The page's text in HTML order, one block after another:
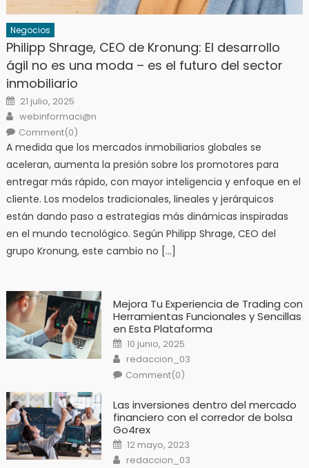
Negocios
Philipp Shrage, CEO de Kronung: El desarrollo
ágil no es una moda – es el futuro del sector
inmobiliario
Posted
on
21 julio, 2025
Author
webinformaci@n
Comment(0)
A medida que los mercados inmobiliarios globales se
aceleran, aumenta la presión sobre los promotores para
entregar más rápido, con mayor inteligencia y enfoque en el
cliente. Los modelos tradicionales, lineales y jerárquicos
están dando paso a estrategias más dinámicas inspiradas
en el mundo tecnológico. Según Philipp Shrage, CEO del
grupo Kronung, este cambio no […]
Mejora Tu Experiencia de Trading con
Herramientas Funcionales y Sencillas
en Esta Plataforma
Posted
on
10 junio, 2025
Author
redaccion_03
Comment(0)
Las inversiones dentro del mercado
financiero con el corredor de bolsa
Go4rex
Posted
on
12 mayo, 2023
Author
redaccion_03